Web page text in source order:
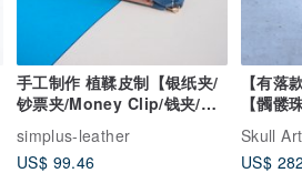
手工制作 植鞣皮制【银纸夹/
钞票夹/Money Clip/钱夹/钱
simplus-leather
US$ 99.46
【有落
【髑髅
Skull、
Skull
US$